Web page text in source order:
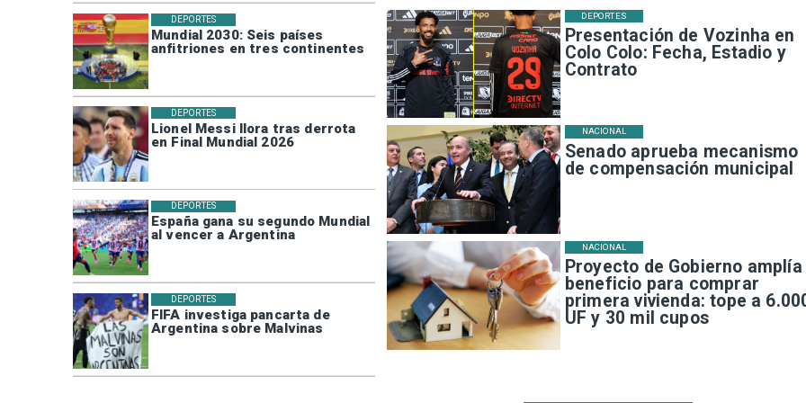
Mundial 2030: Seis países
anfitriones en tres continentes
DEPORTES
Lionel Messi llora tras derrota
en Final Mundial 2026
DEPORTES
España gana su segundo Mundial
al vencer a Argentina
DEPORTES
FIFA investiga pancarta de
Argentina sobre Malvinas
DEPORTES
Presentación de Vozinha en
Colo Colo: Fecha, Estadio y
Contrato
DEPORTES
Senado aprueba mecanismo
de compensación municipal
NACIONAL
Proyecto de Gobierno amplía
beneficio para comprar
primera vivienda: tope a
UF y 30 mil cupos
NACIONAL